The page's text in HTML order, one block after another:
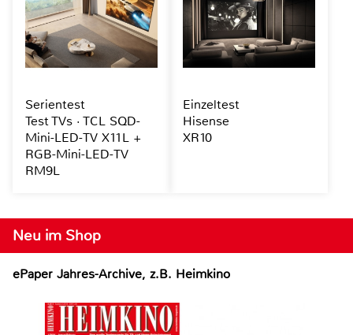
Neu im Shop
ePaper Jahres-Archive, z.B. Heimkino
Serientest
Test TVs · TCL SQD-
Mini-LED-TV X11L +
RGB-Mini-LED-TV
RM9L
Einzeltest
Hisense
XR10